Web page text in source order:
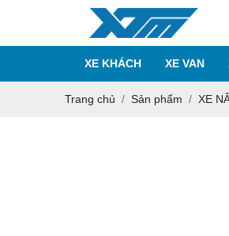
XE KHÁCH XE VAN
Trang chủ Sản phẩm XE